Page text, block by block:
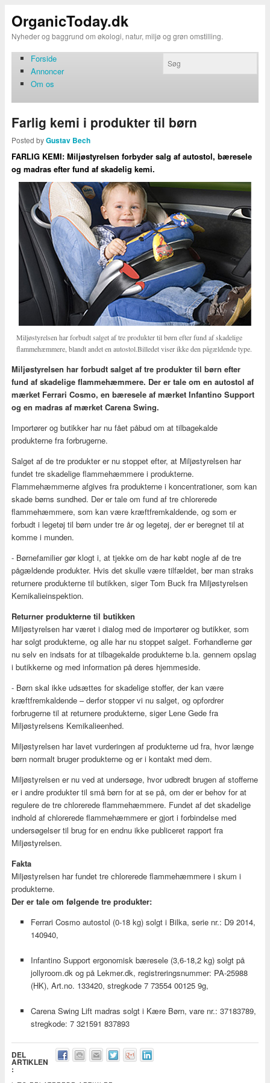
OrganicToday.dk
Nyheder og baggrund om økologi, natur, miljø og grøn omstilling.
Forside
Annoncer
Om os
Farlig kemi i produkter til børn
Posted byGustav Bech
FARLIG KEMI: Miljøstyrelsen forbyder salg af autostol, bæresele
og madras efter fund af skadelig kemi.
Miljøstyrelsen har forbudt salget af tre produkter til børn efter fund af skadelige
flammehæmmere, blandt andet en autostol.Billedet viser ikke den pågældende type.
Miljøstyrelsen har forbudt salget af tre produkter til børn efter
fund af skadelige flammehæmmere. Der er tale om en autostol af
mærket Ferrari Cosmo, en bæresele af mærket Infantino Support
og en madras af mærket Carena Swing.
Importører og butikker har nu fået påbud om at tilbagekalde
produkterne fra forbrugerne.
Salget af de tre produkter er nu stoppet efter, at Miljøstyrelsen har
fundet tre skadelige flammehæmmere i produkterne.
Flammehæmmerne afgives fra produkterne i koncentrationer, som kan
skade børns sundhed. Der er tale om fund af tre chlorerede
flammehæmmere, som kan være kræftfremkaldende, og som er
forbudt i legetøj til børn under tre år og legetøj, der er beregnet til at
komme i munden.
- Børnefamilier gør klogt i, at tjekke om de har købt nogle af de tre
pågældende produkter. Hvis det skulle være tilfældet, bør man straks
returnere produkterne til butikken, siger Tom Buck fra Miljøstyrelsen
Kemikalieinspektion.
Returner produkterne til butikken
Miljøstyrelsen har været i dialog med de importører og butikker, som
har solgt produkterne, og alle har nu stoppet salget. Forhandlerne gør
nu selv en indsats for at tilbagekalde produkterne b.la. gennem opslag
i butikkerne og med information på deres hjemmeside.
- Børn skal ikke udsættes for skadelige stoffer, der kan være
kræftfremkaldende – derfor stopper vi nu salget, og opfordrer
forbrugerne til at returnere produkterne, siger Lene Gede fra
Miljøstyrelsens Kemikalieenhed.
Miljøstyrelsen har lavet vurderingen af produkterne ud fra, hvor længe
børn normalt bruger produkterne og er i kontakt med dem.
Miljøstyrelsen er nu ved at undersøge, hvor udbredt brugen af stofferne
er i andre produkter til små børn for at se på, om der er behov for at
regulere de tre chlorerede flammehæmmere. Fundet af det skadelige
indhold af chlorerede flammehæmmere er gjort i forbindelse med
undersøgelser til brug for en endnu ikke publiceret rapport fra
Miljøstyrelsen.
Fakta
Miljøstyrelsen har fundet tre chlorerede flammehæmmere i skum i
produkterne.
Der er tale om følgende tre produkter:
Ferrari Cosmo autostol (0-18 kg) solgt i Bilka, serie nr.: D9 2014,
140940,
Infantino Support ergonomisk bæresele (3,6-18,2 kg) solgt på
jollyroom.dk og på Lekmer.dk, registreringsnummer: PA-25988
(HK), Art.no. 133420, stregkode 7 73554 00125 9g,
Carena Swing Lift madras solgt i Kære Børn, vare nr.: 37183789,
stregkode: 7 321591 837893
DEL
ARTIKLEN
: